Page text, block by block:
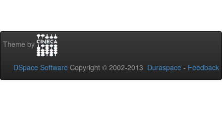
Theme by
DSpace Software Copyright © 2002-2013 Duraspace - Feedback